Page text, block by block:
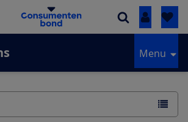
Inloggen
Menu